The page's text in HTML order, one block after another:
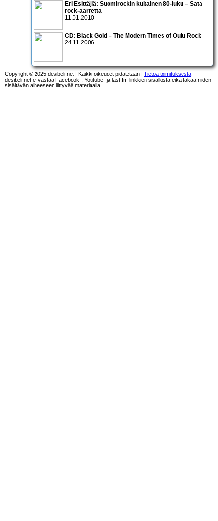
Eri Esittäjiä: Suomirockin kultainen 80-luku – Sata
rock-aarretta
11.01.2010
CD: Black Gold – The Modern Times of Oulu Rock
24.11.2006
Copyright © 2025 desibeli.net | Kaikki oikeudet pidätetään | Tietoa toimituksesta
desibeli.net ei vastaa Facebook-, Youtube- ja last.fm-linkkien sisällöstä eikä takaa niiden
sisältävän aiheeseen liittyvää materiaalia.